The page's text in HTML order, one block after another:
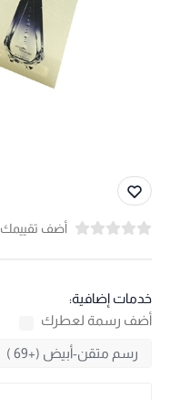
أضف تقييمك
خدمات إضافية:
أضف رسمة لعطرك